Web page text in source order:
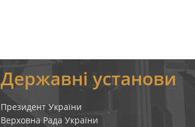
Державні установи
Президент України
Верховна Рада України